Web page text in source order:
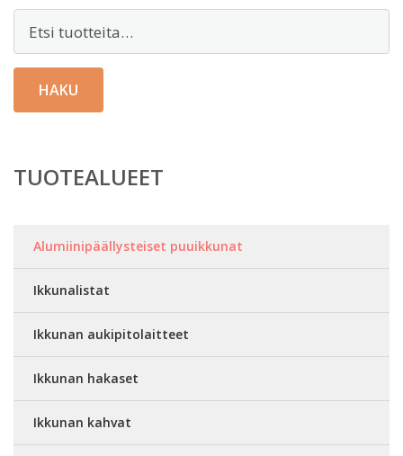
HAKU
TUOTEALUEET
Alumiinipäällysteiset puuikkunat
Ikkunalistat
Ikkunan aukipitolaitteet
Ikkunan hakaset
Ikkunan kahvat